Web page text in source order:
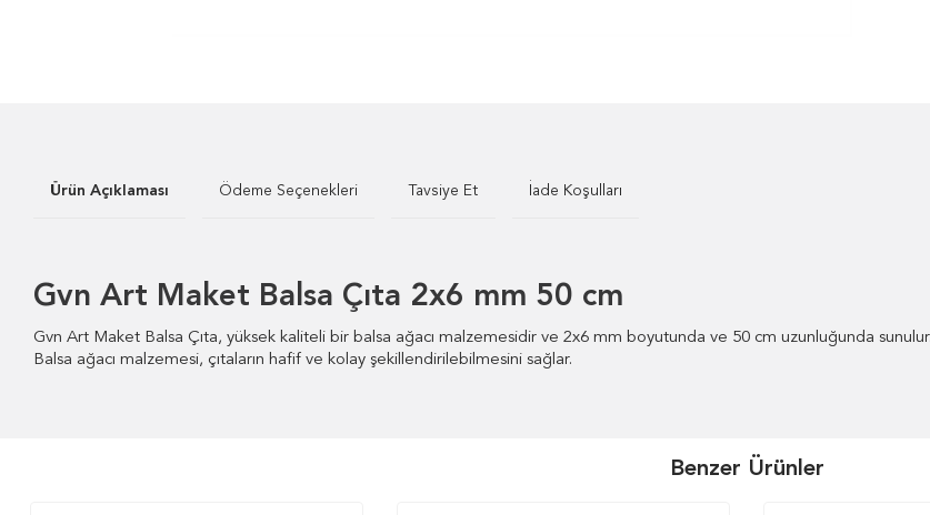
Ürün Açıklaması Ödeme Seçenekleri Tavsiye Et İade Koşulları
Gvn Art Maket Balsa Çıta 2x6 mm 50 cm
Gvn Art Maket Balsa Çıta, yüksek kaliteli bir balsa ağacı malzemesidir ve 2x6 mm boyutunda ve 50 cm uzunluğunda
Balsa ağacı malzemesi, çıtaların hafif ve kolay şekillendirilebilmesini sağlar.
Benzer Ürünler